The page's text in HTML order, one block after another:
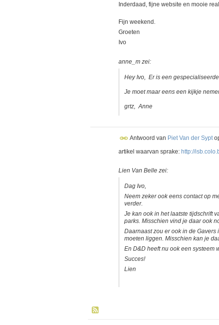
Inderdaad, fijne website en mooie
Fijn weekend.
Groeten
Ivo
anne_m zei:
Hey Ivo, Er is een
Je moet maar eens een kijkje
grtz, Anne
Antwoord van Piet Van der Sypt
artikel waarvan sprake: http://
Lien Van Belle zei:
Dag Ivo,
Neem zeker ook eens contact op
verder.
Je kan ook in het laatste tijdschrift
parks. Misschien vind je daar ook
Daarnaast zou er ook in de
moeten liggen. Misschien kan je
En D&D heeft nu ook een systeem
Succes!
Lien